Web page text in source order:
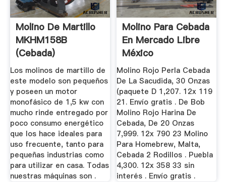
Molino De Martillo
MKHM158B
(Cebada)
VendeTodito
Los molinos de martillo de
este modelo son pequeños
y poseen un motor
monofásico de 1,5 kw con
mucho rinde entregado por
poco consumo energético
que los hace ideales para
uso frecuente, tanto para
pequeñas industrias como
para utilizar en casa. Todas
nuestras máquinas son .
Molino Para Cebada
En Mercado Libre
México
Molino Rojo Perla Cebada
De La Sacudida, 30 Onzas
(paquete D 1,207. 12x 119
21. Envío gratis . De Bob
Molino Rojo Harina De
Cebada, De 20 Onzas
7,999. 12x 790 23 Molino
Para Homebrew, Malta,
Cebada 2 Rodillos . Puebla
4,300. 12x 358 33 sin
interés . Envío gratis .